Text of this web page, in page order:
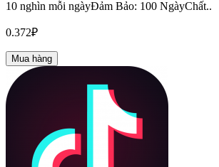
10 nghìn mỗi ngàyĐảm Bảo: 100 NgàyChất..
0.372₽
Mua hàng